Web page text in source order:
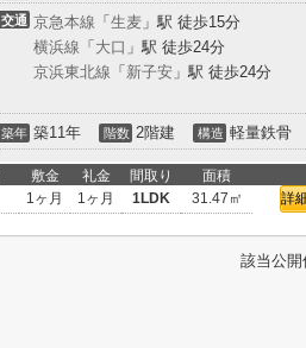
交通 京急本線 「 生麦 」駅 徒歩15分
横浜線 「 大口 」駅 徒歩24分
京浜東北線 「 新子安 」駅 徒歩24分
築年 築11年 階数 2階建 構造 軽量鉄骨
敷金 礼金 間取り 面積
1ヶ月 1ヶ月 1LDK 31.47㎡ 詳
該当公開